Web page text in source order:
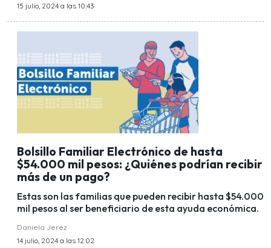
15 julio, 2024 a las 10:43
Bolsillo Familiar Electrónico de hasta
$54.000 mil pesos: ¿Quiénes podrían recibir
más de un pago?
Estas son las familias que pueden recibir hasta $54.000
mil pesos al ser beneficiario de esta ayuda económica.
Daniela Jerez
14 julio, 2024 a las 12:02